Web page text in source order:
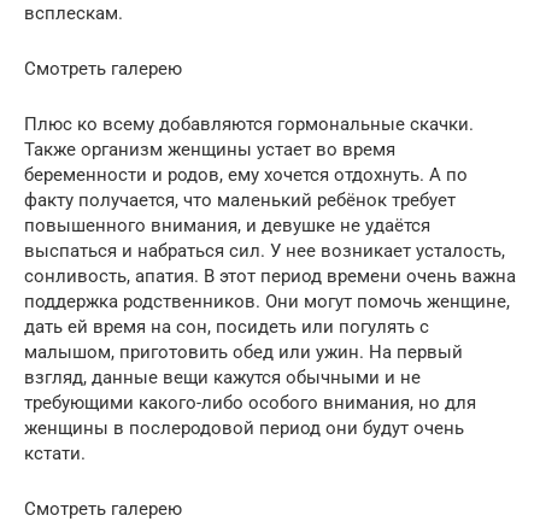
всплескам.
Смотреть галерею
Плюс ко всему добавляются гормональные скачки.
Также организм женщины устает во время
беременности и родов, ему хочется отдохнуть. А по
факту получается, что маленький ребёнок требует
повышенного внимания, и девушке не удаётся
выспаться и набраться сил. У нее возникает усталость,
сонливость, апатия. В этот период времени очень важна
поддержка родственников. Они могут помочь женщине,
дать ей время на сон, посидеть или погулять с
малышом, приготовить обед или ужин. На первый
взгляд, данные вещи кажутся обычными и не
требующими какого-либо особого внимания, но для
женщины в послеродовой период они будут очень
кстати.
Смотреть галерею